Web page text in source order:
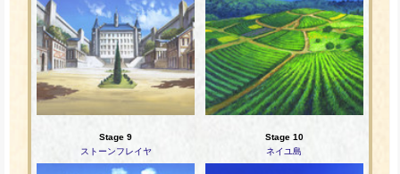
Stage 9
ストーンフレイヤ
Stage 10
ネイユ島